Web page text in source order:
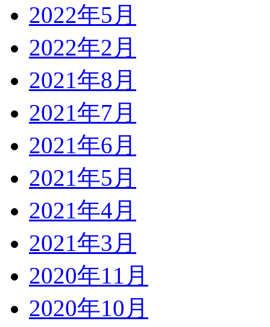
2022年5月
2022年2月
2021年8月
2021年7月
2021年6月
2021年5月
2021年4月
2021年3月
2020年11月
2020年10月